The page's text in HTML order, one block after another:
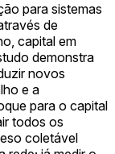
para sistemas
de
capital em
demonstra
novos
e a
para o capital
todos os
coletável